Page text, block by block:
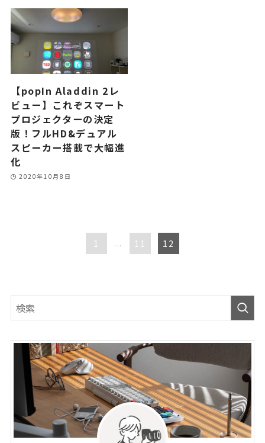
【popIn Aladdin 2レ
ビュー】これぞスマート
プロジェクターの決定
版！フルHD&デュアル
スピーカー搭載で大幅進
化
2020年10月8日
1 ... 11 12